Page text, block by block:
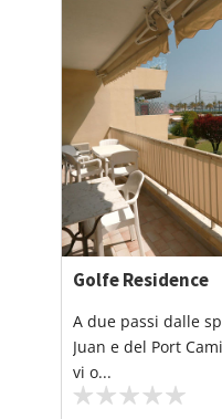
Golfe Residence
A due passi dalle
Juan e del Port
vi o...